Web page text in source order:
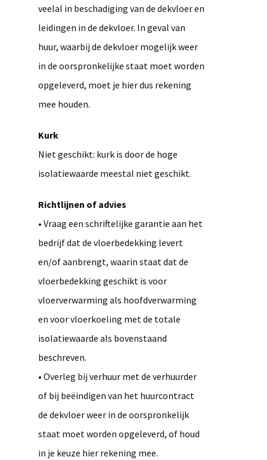
veelal in beschadiging van de dekvloer en
leidingen in de dekvloer. In geval van
huur, waarbij de dekvloer mogelijk weer
in de oorspronkelijke staat moet worden
opgeleverd, moet je hier dus rekening
mee houden.
Kurk
Niet geschikt: kurk is door de hoge
isolatiewaarde meestal niet geschikt.
Richtlijnen of advies
• Vraag een schriftelijke garantie aan het
bedrijf dat de vloerbedekking levert
en/of aanbrengt, waarin staat dat de
vloerbedekking geschikt is voor
vloerverwarming als hoofdverwarming
en voor vloerkoeling met de totale
isolatiewaarde als bovenstaand
beschreven.
• Overleg bij verhuur met de verhuurder
of bij beëindigen van het huurcontract
de dekvloer weer in de oorspronkelijk
staat moet worden opgeleverd, of houd
in je keuze hier rekening mee.